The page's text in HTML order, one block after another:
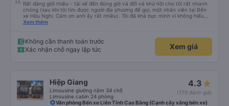
Rất đáng giới thiệu - tài xế đến đúng giờ và đổi vé khứ hồi cho tôi rất nhanh
chóng (sau khi tôi tìm được người địa phương để gọi, một nhân viên tại Bến
xe Hữu Nghi. Cảm ơn anh ấy rất nhiều). Tôi đã khá bực mình vì không hiểu
sao tài xế không đến đón tôi về Hà Nội, cuối cùng được biết là tôi đã đặt
đặt trước. Bài học rút ra - hãy kiểm tra kỹ trước khi đặt vé, tốt nhất là khi
bạn không còn buồn ngủ.
Xem thêm
Không cần thanh toán trước
Xác nhận chỗ ngay lập tức
Xem giá
Hiệp Giang
Limousine giường nằm 34 chỗ
Limousine cabin 24 phòng
4.3
(179 đánh giá)
Văn phòng Bến xe Liên Tỉnh Cao Bằng (Cạnh cây xăng bến xe)